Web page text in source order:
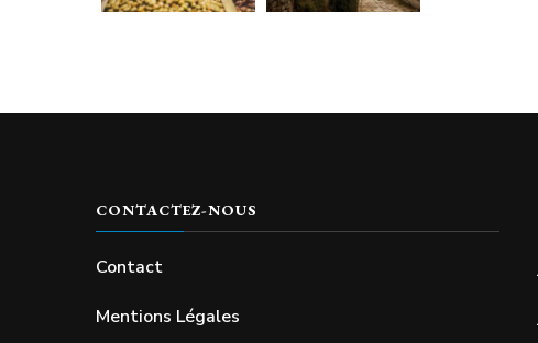
CONTACTEZ-NOUS
Contact
Mentions Légales